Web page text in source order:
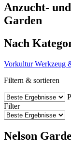
Anzucht-
Garden
Nach
Vorkultur Werkzeug
Filtern & sortieren
Filter
Nelson